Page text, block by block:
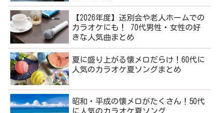
【2026年度】送別会や老人ホームでの
カラオケにも！ 70代男性・女性の好
きな人気曲まとめ
夏に盛り上がる懐メロだらけ！60代に
人気のカラオケ夏ソングまとめ
昭和・平成の懐メロがたくさん！50代
に人気のカラオケ夏ソング